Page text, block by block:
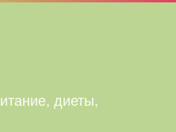
диеты,